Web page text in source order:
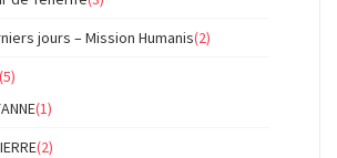
jours – Mission Humanis(2)
(5)
(1)
(2)